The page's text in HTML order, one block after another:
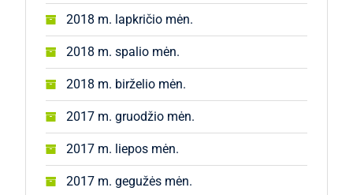
2018 m. lapkričio mėn.
2018 m. spalio mėn.
2018 m. birželio mėn.
2017 m. gruodžio mėn.
2017 m. liepos mėn.
2017 m. gegužės mėn.